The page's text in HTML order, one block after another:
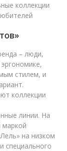
коллекции
– люди,
стилем, и
коллекции
линии. На
маркой
на низком
специального